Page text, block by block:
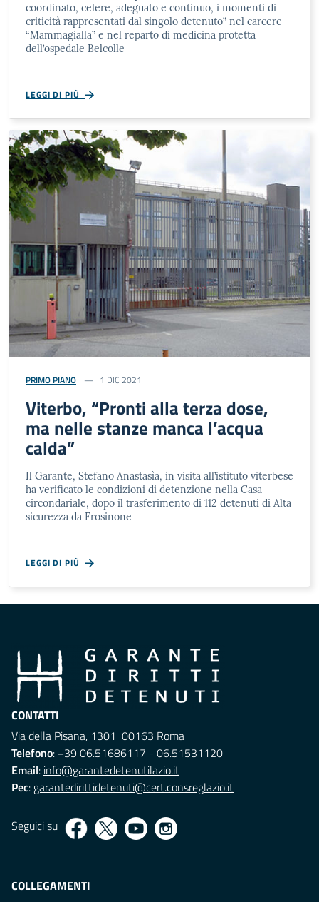
coordinato, celere, adeguato e continuo, i momenti di
criticità rappresentati dal singolo detenuto” nel carcere
“Mammagialla” e nel reparto di medicina protetta
dell’ospedale Belcolle
LEGGI DI PIÙ
PRIMO PIANO 1 DIC 2021
Viterbo, “Pronti alla terza dose,
ma nelle stanze manca l’acqua
calda”
Il Garante, Stefano Anastasìa, in visita all’istituto viterbese
ha verificato le condizioni di detenzione nella Casa
circondariale, dopo il trasferimento di 112 detenuti di Alta
sicurezza da Frosinone
LEGGI DI PIÙ
CONTATTI
Via della Pisana, 1301 00163 Roma
Telefono: +39 06.51686117 - 06.51531120
Email: info@garantedetenutilazio.it
Pec: garantedirittidetenuti@cert.consreglazio.it
Seguici su
COLLEGAMENTI